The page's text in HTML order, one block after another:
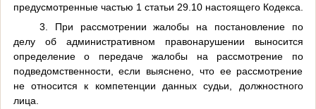
предусмотренные частью 1 статьи 29.10 настоящего Кодекса.
3. При рассмотрении жалобы на постановление по
делу об административном правонарушении выносится
определение о передаче жалобы на рассмотрение по
подведомственности, если выяснено, что ее рассмотрение
не относится к компетенции данных судьи, должностного
лица.